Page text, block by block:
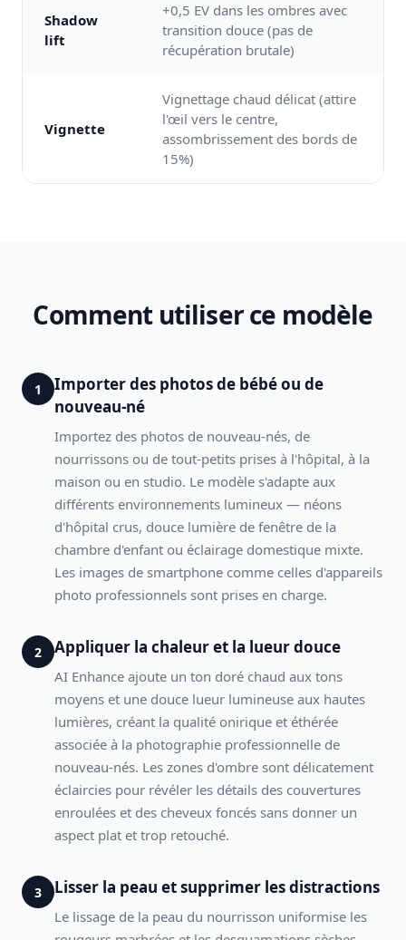
Shadow
lift
+0,5 EV dans les ombres avec
transition douce (pas de
récupération brutale)
Vignette
Vignettage chaud délicat (attire
l'œil vers le centre,
assombrissement des bords de
15%)
Comment utiliser ce modèle
1
Importer des photos de bébé ou de
nouveau-né
Importez des photos de nouveau-nés, de
nourrissons ou de tout-petits prises à l'hôpital, à la
maison ou en studio. Le modèle s'adapte aux
différents environnements lumineux — néons
d'hôpital crus, douce lumière de fenêtre de la
chambre d'enfant ou éclairage domestique mixte.
Les images de smartphone comme celles d'appareils
photo professionnels sont prises en charge.
2 Appliquer la chaleur et la lueur douce
AI Enhance ajoute un ton doré chaud aux tons
moyens et une douce lueur lumineuse aux hautes
lumières, créant la qualité onirique et éthérée
associée à la photographie professionnelle de
nouveau-nés. Les zones d'ombre sont délicatement
éclaircies pour révéler les détails des couvertures
enroulées et des cheveux foncés sans donner un
aspect plat et trop retouché.
3 Lisser la peau et supprimer les distractions
Le lissage de la peau du nourrisson uniformise les